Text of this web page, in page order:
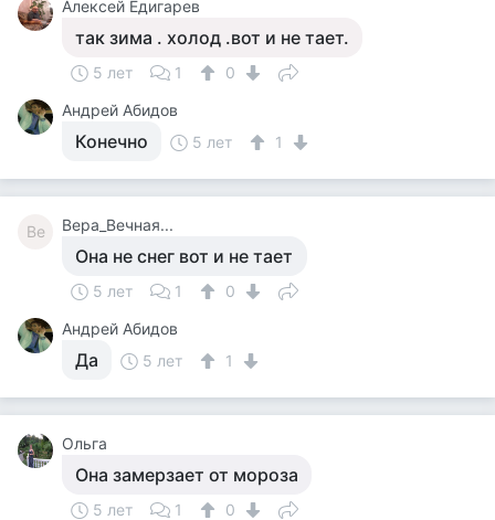
Алексей Едигарев
так зима . холод .вот и не тает.
5 лет 1
0
Андрей Абидов
Конечно 5 лет 1
Ве Вера_Вечная...
Она не снег вот и не тает
5 лет 1
0
Андрей Абидов
Да 5 лет 1
Ольга
Она замерзает от мороза
5 лет 1
0